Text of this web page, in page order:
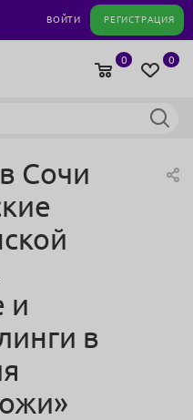
ВОЙТИ РЕГИСТРАЦИЯ
0
0
Сочи
и
в